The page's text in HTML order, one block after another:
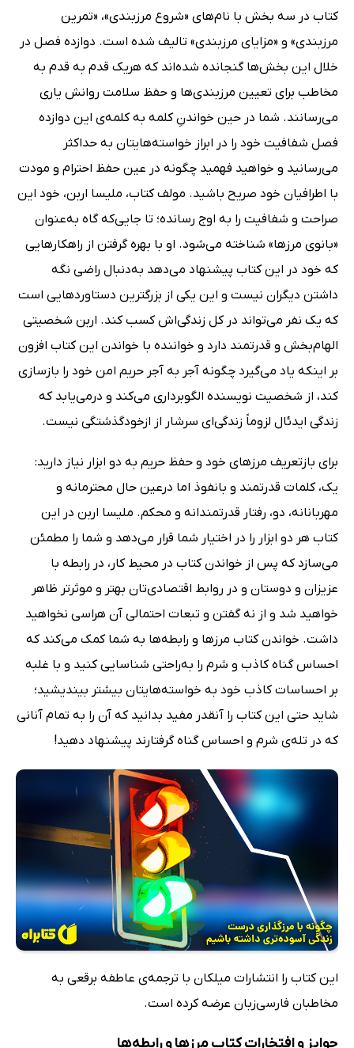
کتاب در سه بخش با نام‌های «شروع مرزبندی»، «تمرین
مرزبندی» و «مزایای مرزبندی» تالیف شده است. دوازده فصل در
خلال این بخش‌ها گنجانده شده‌اند که هریک قدم به قدم به
مخاطب برای تعیین مرزبندی‌ها و حفظ سلامت روانش یاری
می‌رسانند. شما در حین خواندنِ کلمه به کلمه‌ی این دوازده
فصل شفافیت خود را در ابراز خواسته‌هایتان به حداکثر
می‌رسانید و خواهید فهمید چگونه در عین حفظ احترام و مودت
با اطرافیان خود صریح باشید. مولف کتاب، ملیسا اربن، خود این
صراحت و شفافیت را به اوج رسانده؛ تا جایی‌که گاه به‌عنوان
«بانوی مرزها» شناخته می‌شود. او با بهره گرفتن از راهکارهایی
که خود در این کتاب پیشنهاد می‌دهد به‌دنبال راضی نگه
داشتن دیگران نیست و این یکی از بزرگترین دستاوردهایی است
که یک نفر می‌تواند در کل زندگی‌اش کسب کند. اربن شخصیتی
الهام‌بخش و قدرتمند دارد و خواننده با خواندن این کتاب افزون
بر اینکه یاد می‌گیرد چگونه آجر به آجر حریم امن خود را بازسازی
کند، از شخصیت نویسنده الگوبرداری می‌کند و درمی‌یابد که
زندگی ایدئال لزوماً زندگی‌ای سرشار از ازخودگذشتگی نیست.
برای بازتعریف مرزهای خود و حفظ حریم به دو ابزار نیاز دارید:
یک، کلمات قدرتمند و بانفوذ اما درعین حال محترمانه و
مهربانانه، دو، رفتار قدرتمندانه و محکم. ملیسا اربن در این
کتاب هر دو ابزار را در اختیار شما قرار می‌دهد و شما را مطمئن
می‌سازد که پس از خواندن کتاب در محیط کار، در رابطه با
عزیزان و دوستان و در روابط اقتصادی‌تان بهتر و موثرتر ظاهر
خواهید شد و از نه گفتن و تبعات احتمالی آن هراسی نخواهید
داشت. خواندن کتاب مرزها و رابطه‌ها به شما کمک می‌کند که
احساس گناه کاذب و شرم را به‌راحتی شناسایی کنید و با غلبه
بر احساسات کاذب خود به خواسته‌هایتان بیشتر بیندیشید؛
شاید حتی این کتاب را آنقدر مفید بدانید که آن را به تمام آنانی
که در تله‌ی شرم و احساس گناه گرفتارند پیشنهاد دهید!
این کتاب را انتشارات میلکان با ترجمه‌ی عاطفه برقعی به
مخاطبان فارسی‌زبان عرضه کرده است.
جوایز و افتخارات کتاب مرزها و رابطه‌ها